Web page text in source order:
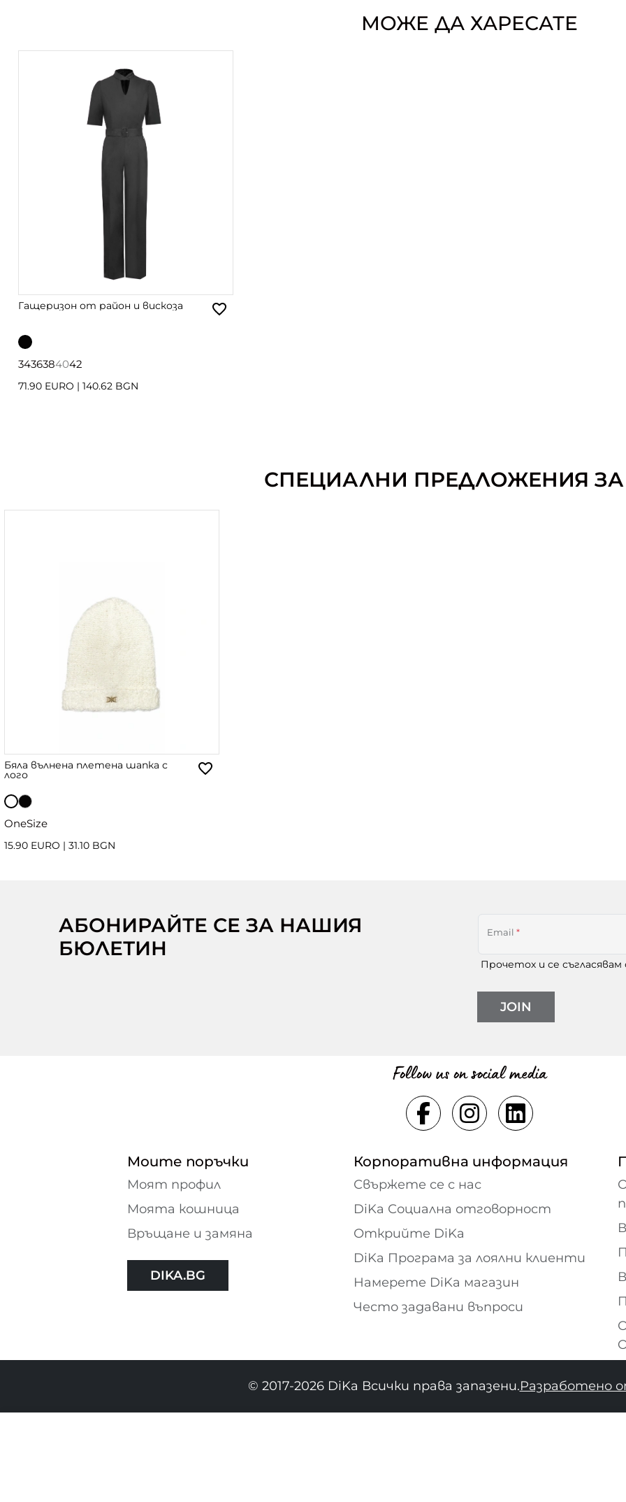
МОЖЕ ДА ХАРЕСАТЕ
Гащеризон от район и вискоза
3436384042
71.90 EURO |140.62 BGN
СПЕЦИАЛНИ ПРЕДЛОЖЕНИЯ
Бяла вълнена плетена шапка с
лого
OneSize
15.90 EURO | 31.10 BGN
АБОНИРАЙТЕ СЕ ЗА НАШИЯ
БЮЛЕТИН
Email *
Прочетох и се съгласявам
JOIN
Follow us on social media
Моите поръчки
Моят профил
Моята кошница
Връщане и замяна
DIKA.BG
Корпоративна информация
Свържете се с нас
DiKa Социална отговорност
Открийте DiKa
DiKa Програма за лоялни клиенти
Намерете DiKa магазин
Често задавани въпроси
© 2017-2026 DiKa Всички права запазени.Разработено